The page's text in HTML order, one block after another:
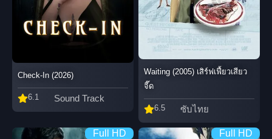
Check-In (2026)
6.1 Sound Track
Waiting (2005) เสิร์ฟเฟี้ยวเสียว
จี๊ด
6.5 ซับไทย
Full HD Full HD